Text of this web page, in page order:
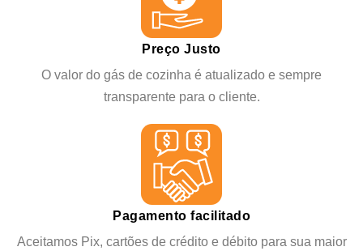
Preço Justo
O valor do gás de cozinha é atualizado e sempre
transparente para o cliente.
Pagamento facilitado
Aceitamos Pix, cartões de crédito e débito para sua maior